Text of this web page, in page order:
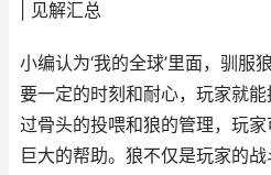
| 见解汇总
小编认为‘我的全球’里面，驯服
要一定的时刻和耐心，玩家就
过骨头的投喂和狼的管理，玩
巨大的帮助。狼不仅是玩家的